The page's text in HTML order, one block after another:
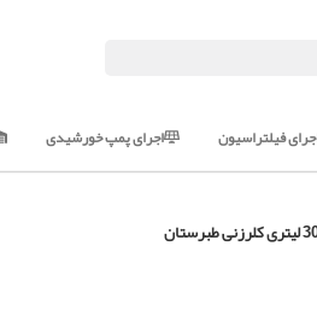
فیلتراسیون اجرای پمپ خورشیدی